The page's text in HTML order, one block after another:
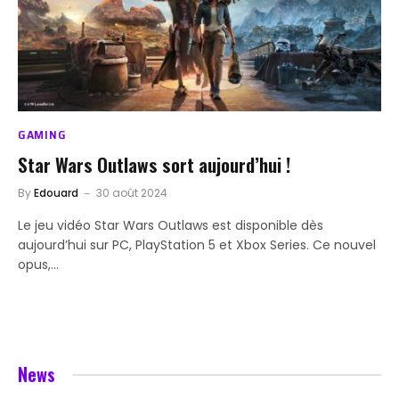
GAMING
Star Wars Outlaws sort aujourd’hui !
ByEdouard 30 août 2024
Le jeu vidéo Star Wars Outlaws est disponible dès
aujourd’hui sur PC, PlayStation 5 et Xbox Series. Ce nouvel
opus,…
News